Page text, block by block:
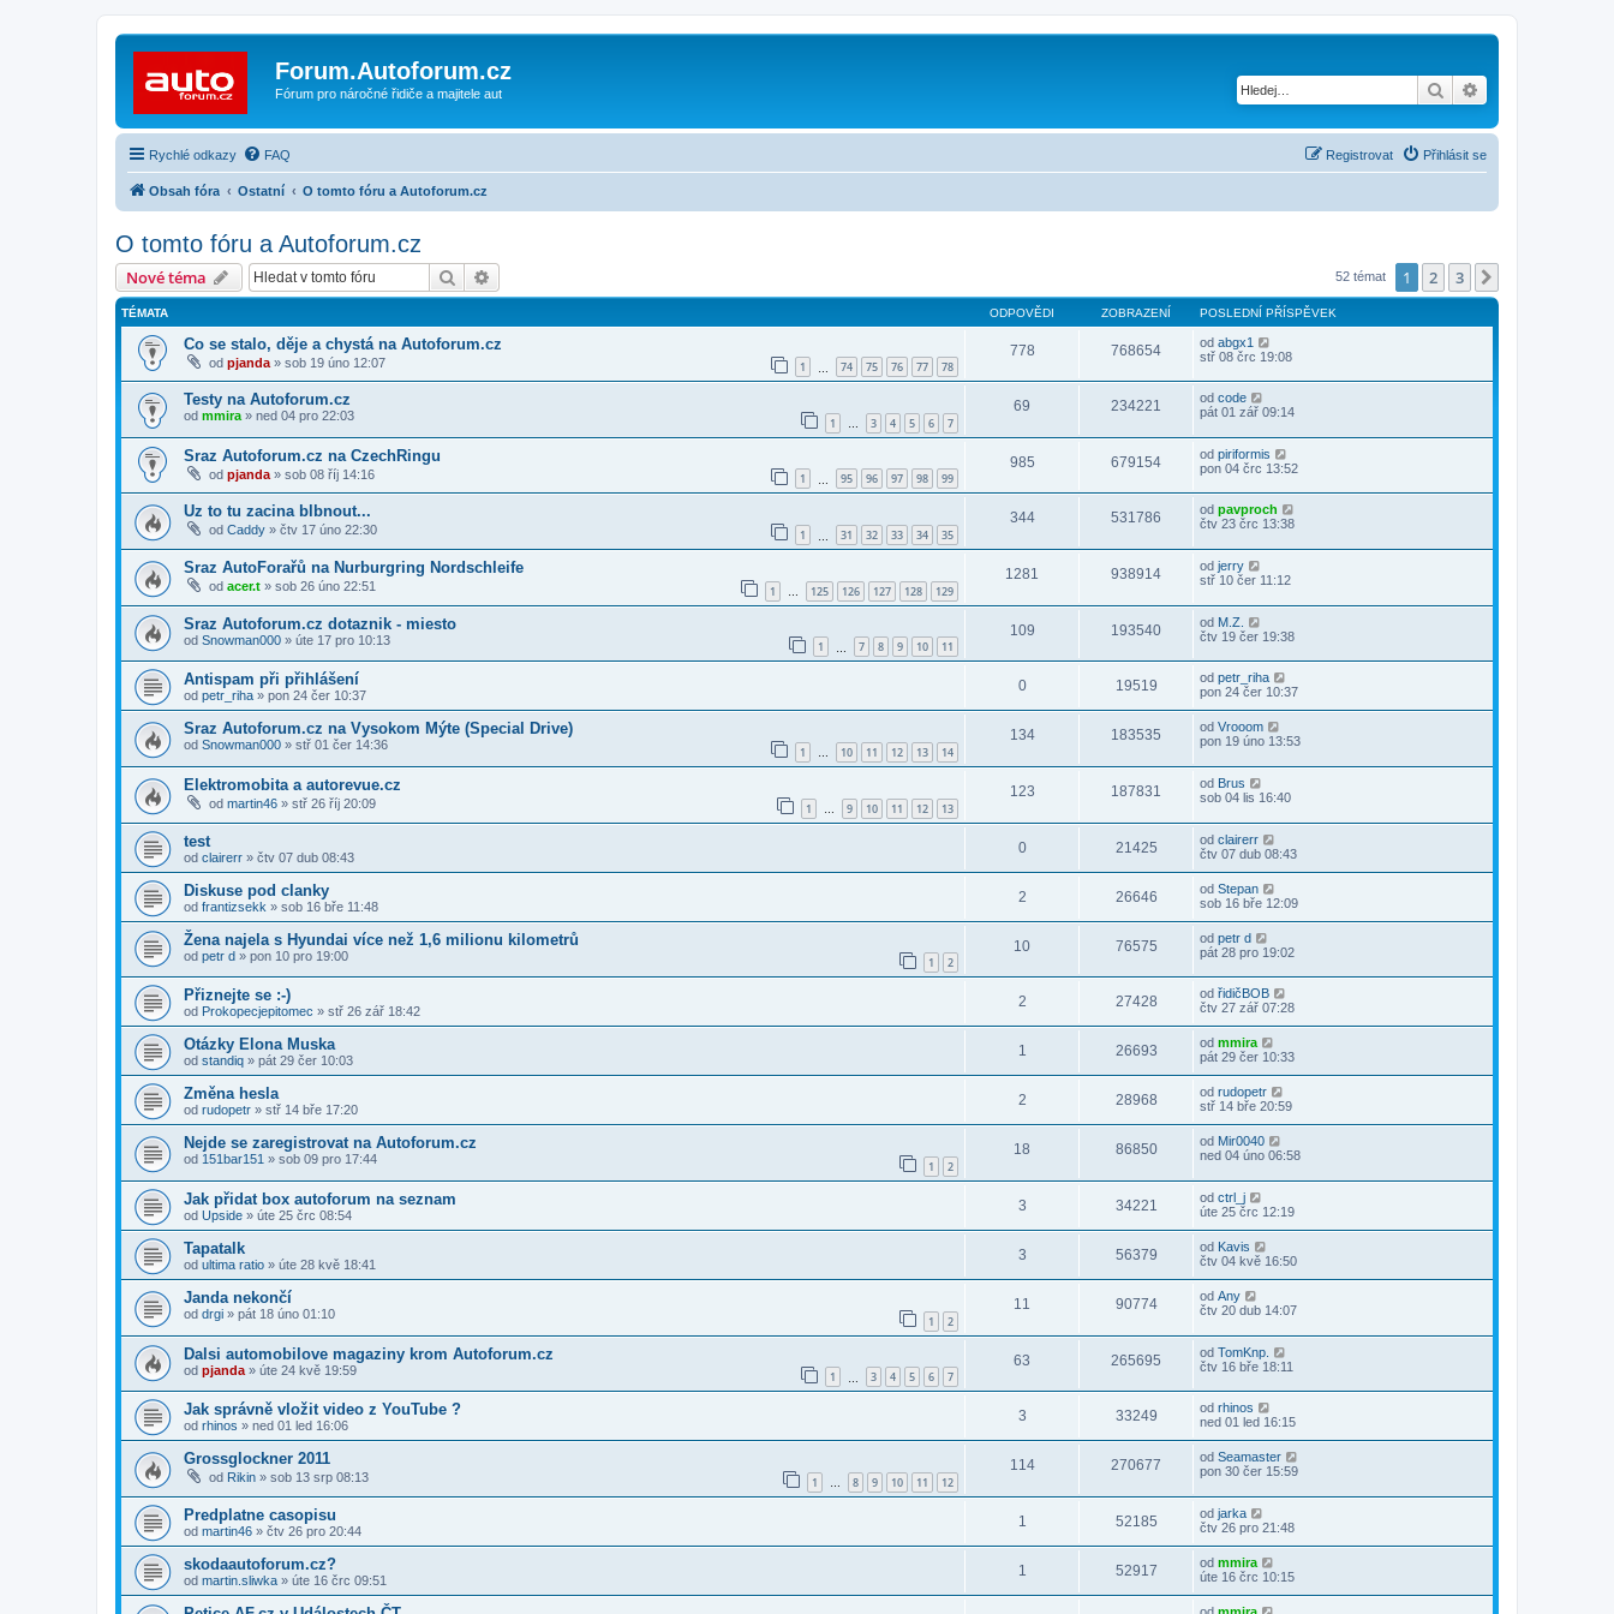
Forum.Autoforum.cz
Fórum pro náročné řidiče a majitele aut Hledat
Rychlé odkazy FAQ Přihlásit se
Registrovat
Obsah fóra Ostatní O tomto fóru a Autoforum.cz
O tomto fóru a Autoforum.cz
Nové téma Hledat 52 témat 1 2 3
TÉMATA ODPOVĚDI ZOBRAZENÍ POSLEDNÍ PŘÍSPĚVEK
Co se stalo, děje a chystá na Autoforum.cz
od pjanda » sob 19 úno 12:07 1 74 75 76 77 78
778 768654 od abgx1
stř 08 črc 19:08
Testy na Autoforum.cz
od mmira » ned 04 pro 22:03 1 … 3 4 5 6 7
69 234221 od code
pát 01 zář 09:14
Sraz Autoforum.cz na CzechRingu
od pjanda » sob 08 říj 14:16 1 95 96 97 98 99
985 679154 od piriformis
pon 04 črc 13:52
Uz to tu zacina blbnout...
od Caddy » čtv 17 úno 22:30 1 31 32 33 34 35
344 531786 od pavproch
čtv 23 črc 13:38
Sraz AutoForařů na Nurburgring Nordschleife
od acer.t » sob 26 úno 22:51 1 … 125 126 127 128 129
1281 938914 od jerry
stř 10 čer 11:12
Sraz Autoforum.cz dotaznik - miesto
od Snowman000 » úte 17 pro 10:13 1 7 8 9 10 11
109 193540 od M.Z.
čtv 19 čer 19:38
Antispam při přihlášení
od petr_riha » pon 24 čer 10:37
0 19519 od petr_riha
pon 24 čer 10:37
Sraz Autoforum.cz na Vysokom Mýte (Special Drive)
od Snowman000 » stř 01 čer 14:36 1 … 10 11 12 13 14
134 183535 od Vrooom
pon 19 úno 13:53
Elektromobita a autorevue.cz
od martin46 » stř 26 říj 20:09 1 … 9 10 11 12 13
123 187831 od Brus
sob 04 lis 16:40
test
od clairerr » čtv 07 dub 08:43
0 21425 od clairerr
čtv 07 dub 08:43
Diskuse pod clanky
od frantizsekk » sob 16 bře 11:48
2 26646 od Stepan
sob 16 bře 12:09
Žena najela s Hyundai více než 1,6 milionu kilometrů
od petr d » pon 10 pro 19:00 1 2
10 76575 od petr d
pát 28 pro 19:02
Přiznejte se :-)
od Prokopecjepitomec » stř 26 zář 18:42
2 27428 od řidičBOB
čtv 27 zář 07:28
Otázky Elona Muska
od standiq » pát 29 čer 10:03
1 26693 od mmira
pát 29 čer 10:33
Změna hesla
od rudopetr » stř 14 bře 17:20
2 28968 od rudopetr
stř 14 bře 20:59
Nejde se zaregistrovat na Autoforum.cz
od 151bar151 » sob 09 pro 17:44 1 2
18 86850 od Mir0040
ned 04 úno 06:58
Jak přidat box autoforum na seznam
od Upside » úte 25 črc 08:54
3 34221 od ctrl_j
úte 25 črc 12:19
Tapatalk
od ultima ratio » úte 28 kvě 18:41
3 56379 od Kavis
čtv 04 kvě 16:50
Janda nekončí
od drgi » pát 18 úno 01:10 1 2
11 90774 od Any
čtv 20 dub 14:07
Dalsi automobilove magaziny krom Autoforum.cz
od pjanda » úte 24 kvě 19:59 1 3 4 5 6 7
63 265695 od TomKnp.
čtv 16 bře 18:11
Jak správně vložit video z YouTube ?
od rhinos » ned 01 led 16:06
3 33249 od rhinos
ned 01 led 16:15
Grossglockner 2011
od Rikin » sob 13 srp 08:13 1 … 8 9 10 11 12
114 270677 od Seamaster
pon 30 čer 15:59
Predplatne casopisu
od martin46 » čtv 26 pro 20:44
1 52185 od jarka
čtv 26 pro 21:48
skodaautoforum.cz?
od martin.sliwka » úte 16 črc 09:51
1 52917 od mmira
úte 16 črc 10:15